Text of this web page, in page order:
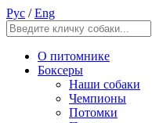
Рус /Eng
О питомнике
Боксеры
Наши собаки
Чемпионы
Потомки